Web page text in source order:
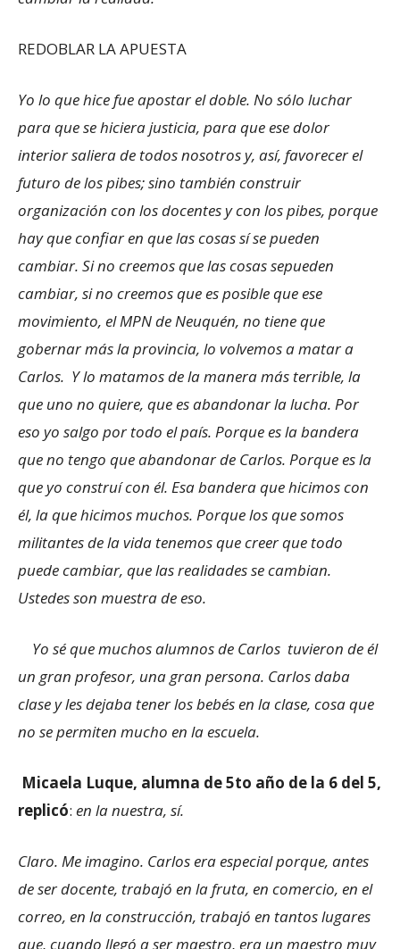
REDOBLAR LA APUESTA
Yo lo que hice fue apostar el doble. No sólo luchar
para que se hiciera justicia, para que ese dolor
interior saliera de todos nosotros y, así, favorecer el
futuro de los pibes; sino también construir
organización con los docentes y con los pibes, porque
hay que confiar en que las cosas sí se pueden
cambiar. Si no creemos que las cosas sepueden
cambiar, si no creemos que es posible que ese
movimiento, el MPN de Neuquén, no tiene que
gobernar más la provincia, lo volvemos a matar a
Carlos. Y lo matamos de la manera más terrible, la
que uno no quiere, que es abandonar la lucha. Por
eso yo salgo por todo el país. Porque es la bandera
que no tengo que abandonar de Carlos. Porque es la
que yo construí con él. Esa bandera que hicimos con
él, la que hicimos muchos. Porque los que somos
militantes de la vida tenemos que creer que todo
puede cambiar, que las realidades se cambian.
Ustedes son muestra de eso.
Yo sé que muchos alumnos de Carlos tuvieron de él
un gran profesor, una gran persona. Carlos daba
clase y les dejaba tener los bebés en la clase, cosa que
no se permiten mucho en la escuela.
Micaela Luque, alumna de 5to año de la 6 del 5,
replicó: en la nuestra, sí.
Claro. Me imagino. Carlos era especial porque, antes
de ser docente, trabajó en la fruta, en comercio, en el
correo, en la construcción, trabajó en tantos lugares
que, cuando llegó a ser maestro, era un maestro muy